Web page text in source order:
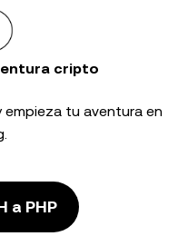
cripto
tu aventura en
a PHP